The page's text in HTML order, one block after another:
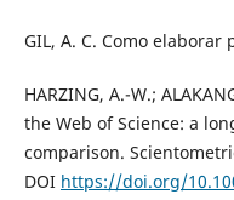
GIL, A. C. Como
HARZING, A.-W.;
the Web of Science: a
comparison.
DOI https://doi.org/